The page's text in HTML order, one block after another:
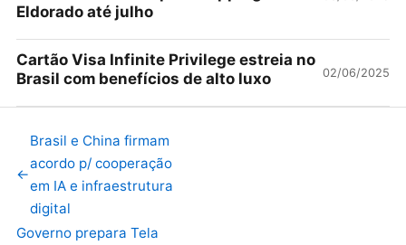
Eldorado até julho
Cartão Visa Infinite Privilege estreia no
Brasil com benefícios de alto luxo
02/06/2025
←
Brasil e China firmam
acordo p/ cooperação
em IA e infraestrutura
digital
Governo prepara Tela